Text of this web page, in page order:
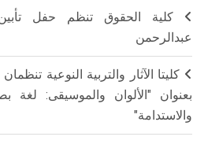
كلية الحقوق تنظم حفل
عبدالرحمن
كليتا الآثار والتربية النوعية
بعنوان "الألوان والموسيقى: لغة
والاستدامة"